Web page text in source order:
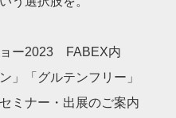
ー2023 FABEX内
」「グルテンフリー」
ミナー・出展のご案内